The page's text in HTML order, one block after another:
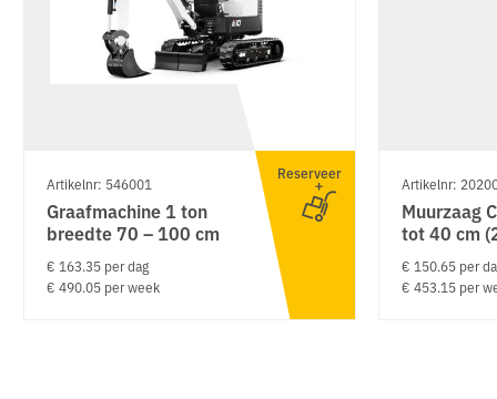
Artikelnr: 546001
Graafmachine 1 ton
breedte 70 – 100 cm
€ 163.35 per dag
€ 490.05 per week
Reserveer
Artikelnr:
Muurzaag
tot 40 cm
€ 150.65 per
€ 453.15 per